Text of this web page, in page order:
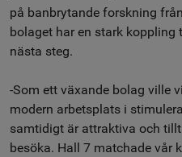
på banbrytande forskning
bolaget har en stark koppling
nästa steg.
-Som ett växande bolag ville
modern arbetsplats i
samtidigt är attraktiva och
besöka. Hall 7 matchade vår